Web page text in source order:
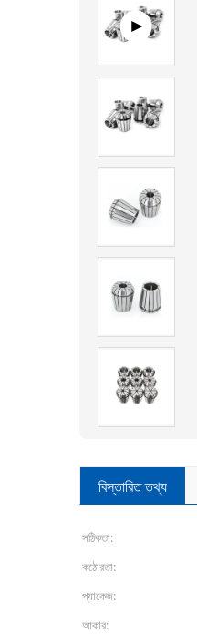
বিস্তারিত তথ্য
সঠিকতা:
কঠোরতা:
প্যাকেজ:
আকার: